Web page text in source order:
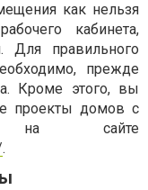
как нельзя
кабинета,
Для правильного
прежде
Кроме этого, вы
проекты домов с
на сайте
.